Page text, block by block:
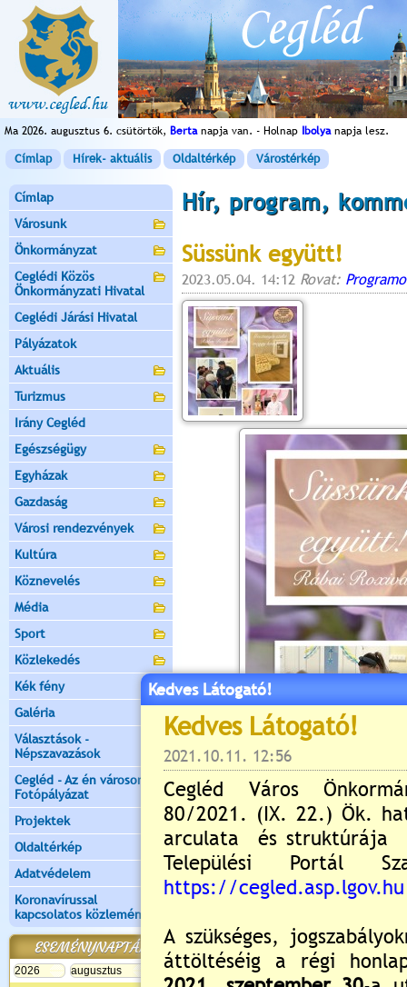
Ma 2026. augusztus 6. csütörtök, Bertanapja van. - Holnap Ibolyanapja lesz.
Címlap Hírek- aktuális Oldaltérkép Várostérkép
Címlap
Városunk
Önkormányzat
Ceglédi Közös
Önkormányzati Hivatal
Ceglédi Járási Hivatal
Pályázatok
Aktuális
Turizmus
Irány Cegléd
Egészségügy
Egyházak
Gazdaság
Városi rendezvények
Kultúra
Köznevelés
Média
Sport
Közlekedés
Kék fény
Galéria
Választások -
Népszavazások
Cegléd - Az én városom -
Fotópályázat
Projektek
Oldaltérkép
Adatvédelem
Koronavírussal
kapcsolatos közlemények
ESEMÉNYNAPTÁR
Hír, program,
Süssünk együtt!
2023.05.04. 14:12 Rovat:
Kedves Látogató!